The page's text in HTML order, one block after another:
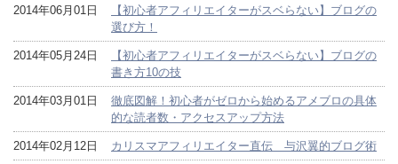
2014年06月01日
【初心者アフィリエイターがスベらない】ブログの
選び方！
2014年05月24日
【初心者アフィリエイターがスベらない】ブログの
書き方10の技
2014年03月01日
徹底図解！初心者がゼロから始めるアメブロの具体
的な読者数・アクセスアップ方法
2014年02月12日 カリスマアフィリエイター直伝 与沢翼的ブログ術